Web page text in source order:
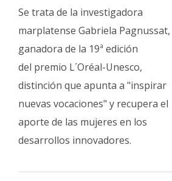
Espectáculos
Policiales
Cartelera
Fotos
Familia
Se trata de la investigadora
marplatense Gabriela Pagnussat,
ganadora de la 19ª edición
del premio L´Oréal-Unesco,
distinción que apunta a "inspirar
nuevas vocaciones" y recupera el
aporte de las mujeres en los
desarrollos innovadores.